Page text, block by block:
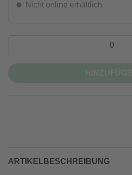
Nicht online erhältlich
ARTIKELBESCHREIBUNG